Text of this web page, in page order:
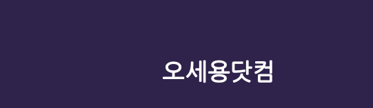
오세용닷컴